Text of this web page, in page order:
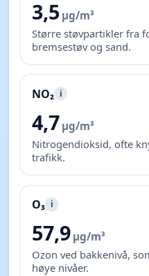
3,5 µg/m³
Større støvpartikler fra
bremsestøv og sand.
NO₂ i
4,7 µg/m³
Nitrogendioksid, ofte
trafikk.
O₃ i
57,9 µg/m³
Ozon ved bakkenivå,
høye nivåer.